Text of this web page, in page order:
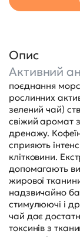
Опис
Активний
поєднання
рослинних
зелений чай)
свіжий аромат
дренажу.
сприяють
клітковини.
допомагають
жирової
надзвичайно
стимулюючі і
чай дає
токсинів з